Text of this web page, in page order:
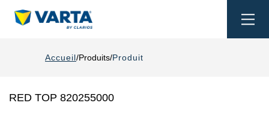
Accueil Produits Produit
RED TOP 820255000